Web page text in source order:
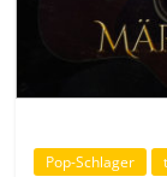
Pop-Schlager